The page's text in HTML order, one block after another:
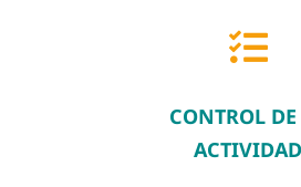
CONTROL
ACTIVIDAD